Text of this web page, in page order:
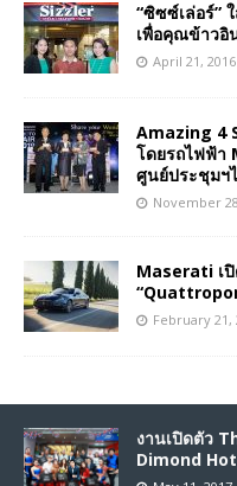
“ซิซซ์เล่อร์”
เพื่อคุณข้าวอิ
April 21, 2016
Amazing 4
โดยรถไฟฟ้า
ศูนย์ประชุมฯ
November
Maserati เ
February 21,
งานเปิดตัว
Dimond